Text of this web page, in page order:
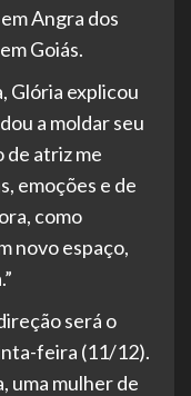
Angra dos
Goiás.
Glória explicou
a moldar seu
de atriz me
emoções e de
como
novo espaço,
será o
feira (11/12).
uma mulher de